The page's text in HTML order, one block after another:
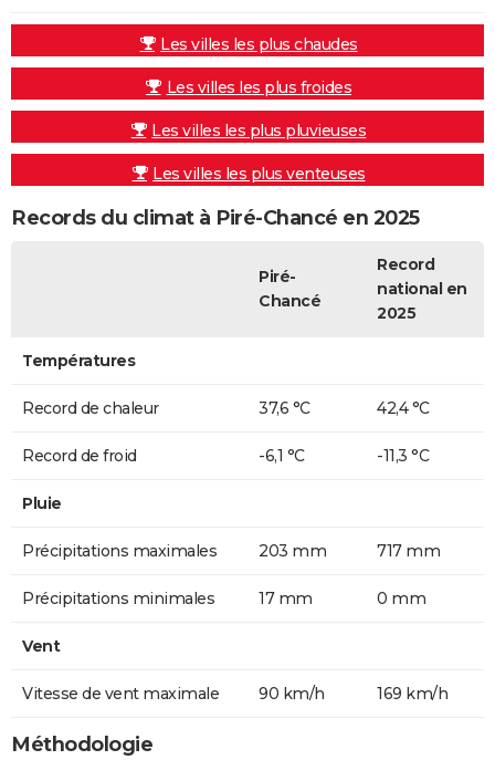
Les villes les plus chaudes
Les villes les plus froides
Les villes les plus pluvieuses
Les villes les plus venteuses
Records du climat à Piré-Chancé en 2025
Piré-
Chancé
Record
national en
2025
Températures
Record de chaleur 37,6 °C 42,4 °C
Record de froid -6,1 °C -11,3 °C
Pluie
Précipitations maximales 203 mm 717 mm
Précipitations minimales 17 mm 0 mm
Vent
Vitesse de vent maximale 90 km/h 169 km/h
Méthodologie